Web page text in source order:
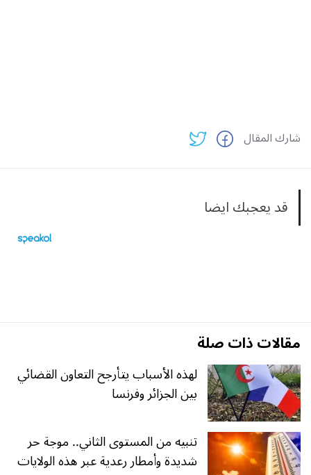
شارك المقال
قد يعجبك ايضا
مقالات ذات صلة
لهذه الأسباب يتأرجح التعاون القضائي
بين الجزائر وفرنسا
تنبيه من المستوى الثاني.. موجة حر
شديدة وأمطار رعدية عبر هذه الولايات